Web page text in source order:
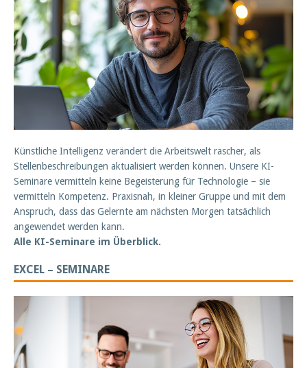
Künstliche Intelligenz verändert die Arbeitswelt rascher, als
Stellenbeschreibungen aktualisiert werden können. Unsere KI-
Seminare vermitteln keine Begeisterung für Technologie – sie
vermitteln Kompetenz. Praxisnah, in kleiner Gruppe und mit dem
Anspruch, dass das Gelernte am nächsten Morgen tatsächlich
angewendet werden kann.
Alle KI-Seminare im Überblick.
EXCEL – SEMINARE